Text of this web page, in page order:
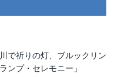
で祈りの灯、ブルックリン
ンプ・セレモニー」